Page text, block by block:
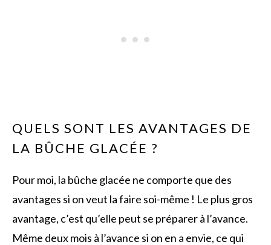
QUELS SONT LES AVANTAGES DE
LA BÛCHE GLACÉE ?
Pour moi, la bûche glacée ne comporte que des
avantages si on veut la faire soi-même ! Le plus gros
avantage, c’est qu’elle peut se préparer à l’avance.
Même deux mois à l’avance si on en a envie, ce qui